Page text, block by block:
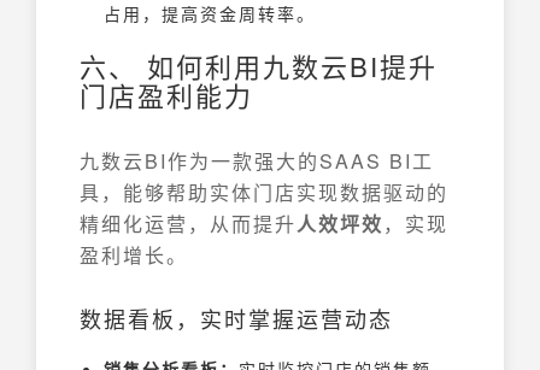
占用，提高资金周转率。
六、 如何利用九数云BI提升
门店盈利能力
九数云BI作为一款强大的SAAS BI工
具，能够帮助实体门店实现数据驱动的
精细化运营，从而提升人效坪效 ，实现
盈利增长。
数据看板，实时掌握运营动态